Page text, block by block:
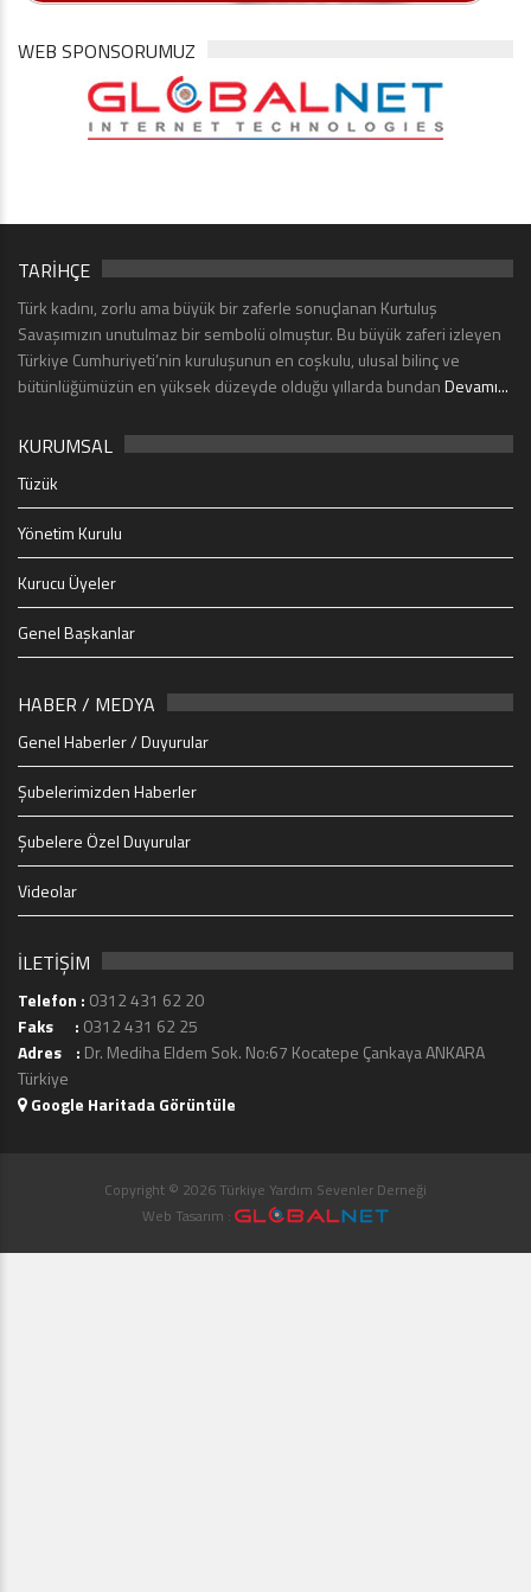
WEB SPONSORUMUZ
TARİHÇE
Türk kadını, zorlu ama büyük bir zaferle sonuçlanan Kurtuluş
Savaşımızın unutulmaz bir sembolü olmuştur. Bu büyük zaferi izleyen
Türkiye Cumhuriyeti’nin kuruluşunun en coşkulu, ulusal bilinç ve
bütünlüğümüzün en yüksek düzeyde olduğu yıllarda bundanDevamı...
KURUMSAL
Tüzük
Yönetim Kurulu
Kurucu Üyeler
Genel Başkanlar
HABER / MEDYA
Genel Haberler / Duyurular
Şubelerimizden Haberler
Şubelere Özel Duyurular
Videolar
İLETİŞİM
Telefon : 0312 431 62 20
Faks : 0312 431 62 25
Adres : Dr. Mediha Eldem Sok. No:67 Kocatepe Çankaya ANKARA
Türkiye
Google Haritada Görüntüle
Copyright © 2026 Türkiye Yardım Sevenler Derneği
Web Tasarım :